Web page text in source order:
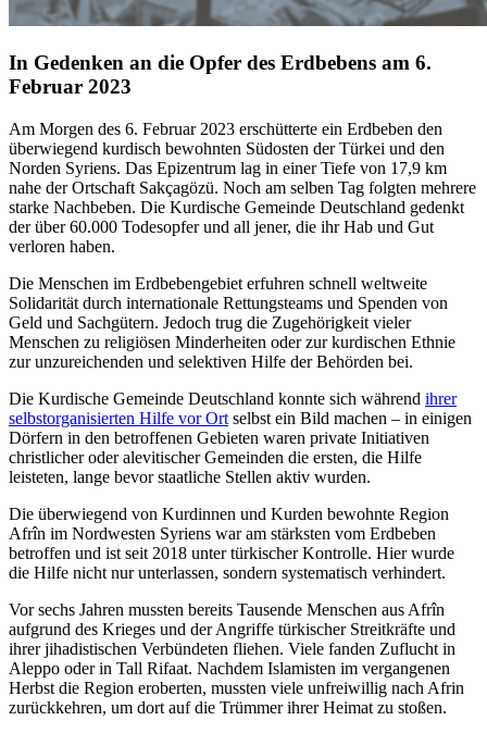
In Gedenken an die Opfer des Erdbebens am 6.
Februar 2023
Am Morgen des 6. Februar 2023 erschütterte ein Erdbeben den
überwiegend kurdisch bewohnten Südosten der Türkei und den
Norden Syriens. Das Epizentrum lag in einer Tiefe von 17,9 km
nahe der Ortschaft Sakçagözü. Noch am selben Tag folgten mehrere
starke Nachbeben. Die Kurdische Gemeinde Deutschland gedenkt
der über 60.000 Todesopfer und all jener, die ihr Hab und Gut
verloren haben.
Die Menschen im Erdbebengebiet erfuhren schnell weltweite
Solidarität durch internationale Rettungsteams und Spenden von
Geld und Sachgütern. Jedoch trug die Zugehörigkeit vieler
Menschen zu religiösen Minderheiten oder zur kurdischen Ethnie
zur unzureichenden und selektiven Hilfe der Behörden bei.
Die Kurdische Gemeinde Deutschland konnte sich während ihrer
selbstorganisierten Hilfe vor Ort selbst ein Bild machen – in einigen
Dörfern in den betroffenen Gebieten waren private Initiativen
christlicher oder alevitischer Gemeinden die ersten, die Hilfe
leisteten, lange bevor staatliche Stellen aktiv wurden.
Die überwiegend von Kurdinnen und Kurden bewohnte Region
Afrîn im Nordwesten Syriens war am stärksten vom Erdbeben
betroffen und ist seit 2018 unter türkischer Kontrolle. Hier wurde
die Hilfe nicht nur unterlassen, sondern systematisch verhindert.
Vor sechs Jahren mussten bereits Tausende Menschen aus Afrîn
aufgrund des Krieges und der Angriffe türkischer Streitkräfte und
ihrer jihadistischen Verbündeten fliehen. Viele fanden Zuflucht in
Aleppo oder in Tall Rifaat. Nachdem Islamisten im vergangenen
Herbst die Region eroberten, mussten viele unfreiwillig nach Afrin
zurückkehren, um dort auf die Trümmer ihrer Heimat zu stoßen.